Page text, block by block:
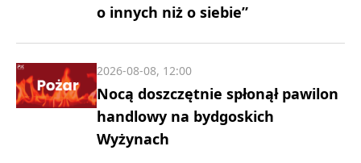
o innych niż o siebie”
Nocą doszczętnie spłonął pawilon
handlowy na bydgoskich
Wyżynach
2026-08-08, 12:00